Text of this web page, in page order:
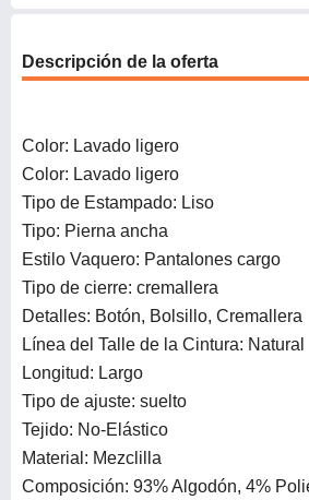
Descripción de la oferta
Color: Lavado ligero
Color: Lavado ligero
Tipo de Estampado: Liso
Tipo: Pierna ancha
Estilo Vaquero: Pantalones cargo
Tipo de cierre: cremallera
Detalles: Botón, Bolsillo, Cremallera
Línea del Talle de la Cintura: Natural
Longitud: Largo
Tipo de ajuste: suelto
Tejido: No-Elástico
Material: Mezclilla
Composición: 93% Algodón, 4%